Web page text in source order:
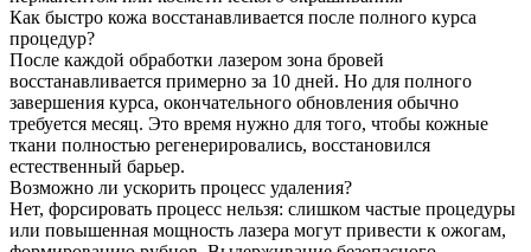
Как быстро кожа восстанавливается после полного курса
процедур?
После каждой обработки лазером зона бровей
восстанавливается примерно за 10 дней. Но для полного
завершения курса, окончательного обновления обычно
требуется месяц. Это время нужно для того, чтобы кожные
ткани полностью регенерировались, восстановился
естественный барьер.
Возможно ли ускорить процесс удаления?
Нет, форсировать процесс нельзя: слишком частые процедуры
или повышенная мощность лазера могут привести к ожогам,